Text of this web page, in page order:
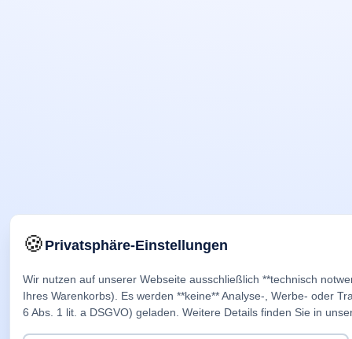
🍪Privatsphäre-Einstellungen
Wir nutzen auf unserer Webseite ausschließlich **technisch
Ihres Warenkorbs). Es werden **keine** Analyse-, Werbe- oder
6 Abs. 1 lit. a DSGVO) geladen. Weitere Details finden Sie in